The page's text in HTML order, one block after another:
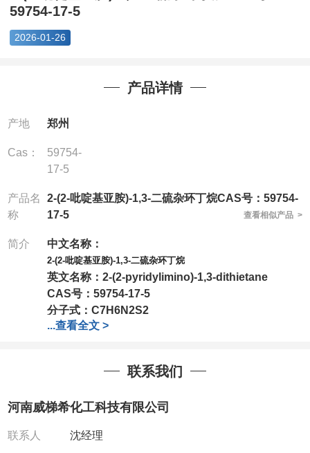
59754-17-5
2026-01-26
产品详情
产地 郑州
Cas：
59754-
17-5
产品名
称
2-(2-吡啶基亚胺)-1,3-二硫杂环丁烷CAS号：59754-
17-5
查看相似产品 >
简介 中文名称：
2-(2-吡啶基亚胺)-1,3-二硫杂环丁烷
英文名称： 2-(2-pyridylimino)-1,3-dithietane
CAS号： 59754-17-5
分子式： C7H6N2S2
分子量：182.27
我司对高校及科研单位先发货和
全额退款,并承担所有运费。
QQ:3930072831
...查看全文 >
联系我们
河南威梯希化工科技有限公司
联系人 沈经理